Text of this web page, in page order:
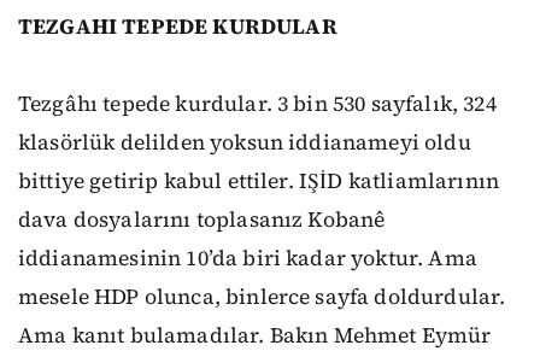
TEZGAHI TEPEDE KURDULAR
Tezgâhı tepede kurdular. 3 bin 530 sayfalık, 324
klasörlük delilden yoksun iddianameyi oldu
bittiye getirip kabul ettiler. IŞİD katliamlarının
dava dosyalarını toplasanız Kobanê
iddianamesinin 10’da biri kadar yoktur. Ama
mesele HDP olunca, binlerce sayfa doldurdular.
Ama kanıt bulamadılar. Bakın Mehmet Eymür